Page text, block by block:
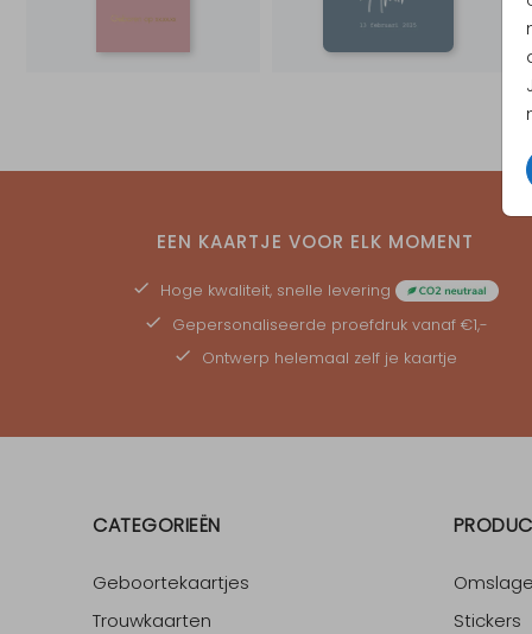
EEN KAARTJE VOOR ELK MOMENT
Hoge kwaliteit, snelle levering
Gepersonaliseerde proefdrukvanaf €1,-
Ontwerp helemaal zelf je kaartje
CATEGORIEËN
Geboortekaartjes
Trouwkaarten
Stickers